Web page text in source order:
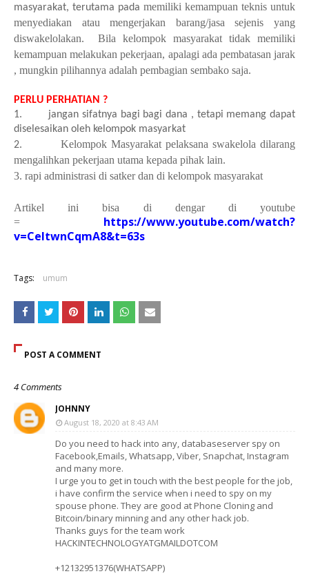
masyarakat, terutama pada memiliki kemampuan teknis untuk
menyediakan atau mengerjakan barang/jasa sejenis yang
diswakelolakan. Bila kelompok masyarakat tidak memiliki
kemampuan melakukan pekerjaan, apalagi ada pembatasan jarak
, mungkin pilihannya adalah pembagian sembako saja.
PERLU PERHATIAN ?
1.
jangan sifatnya bagi bagi dana , tetapi memang dapat
diselesaikan oleh kelompok masyarkat
2.
Kelompok Masyarakat pelaksana swakelola dilarang
mengalihkan pekerjaan utama kepada pihak lain.
3. rapi administrasi di satker dan di kelompok masyarakat
Artikel ini bisa di dengar di youtube
=
https://www.youtube.com/watch?
v=CeItwnCqmA8&t=63s
Tags: umum
POST A COMMENT
4 Comments
JOHNNY
August 18, 2020 at 8:43 AM
Do you need to hack into any, databaseserver spy on
Facebook,Emails, Whatsapp, Viber, Snapchat, Instagram
and many more.
I urge you to get in touch with the best people for the job,
i have confirm the service when i need to spy on my
spouse phone. They are good at Phone Cloning and
Bitcoin/binary minning and any other hack job.
Thanks guys for the team work
HACKINTECHNOLOGYATGMAILDOTCOM
+12132951376(WHATSAPP)